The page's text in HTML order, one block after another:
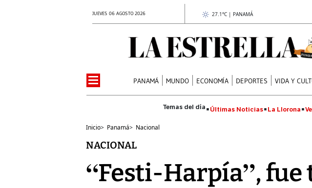
JUEVES 06 AGOSTO 2026 27.1°C | PANAMÁ
PANAMÁ MUNDO ECONOMÍA DEPORTES VIDA Y
Últimas Noticias La Llorona
Inicio> Panamá> Nacional
NACIONAL
“Festi-Harpía”, fue